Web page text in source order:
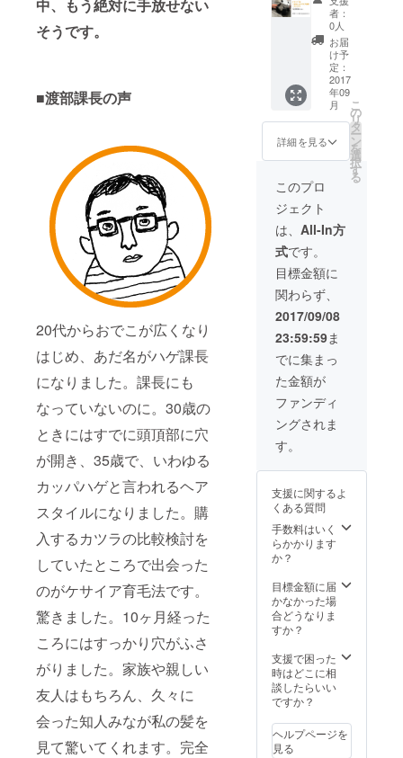
中、もう絶対に手放せない
そうです。
■渡部課長の声
20代からおでこが広くなり
はじめ、あだ名がハゲ課長
になりました。課長にも
なっていないのに。30歳の
ときにはすでに頭頂部に穴
が開き、35歳で、いわゆる
カッパハゲと言われるヘア
スタイルになりました。購
入するカツラの比較検討を
していたところで出会った
のがケサイア育毛法です。
驚きました。10ヶ月経った
ころにはすっかり穴がふさ
がりました。家族や親しい
友人はもちろん、久々に
会った知人みなが私の髪を
見て驚いてくれます。完全
1-34-21
クレス
ト代官
山105
Tel : 03-
3461-
3305
https://
www.fa
cebook.
com/Tid
a%E4%
BB%A3
AE%98
%E5%
B1%B1
-
167224
387298
9913/
しっか
りさせ
るヘッ
ドスパ
（頭皮
頭髪診
断＆相
談付）
を頭髪
研究会
ロンで
受けら
れま
す。
NEW
IMAGE
BEAUT
Y
SALON
/ 横浜 横
浜市中
区元町2
丁目112
Tel :
045-
212-
4649
http://n
beauty
salon.c
om/
セッ
ト・
12,000
円……
ケサイ
ア x 1本
+ ヘッ
ドスパ
（診断
＆相談
付）チ
ケット
ホーム
ケア用
ケサイ
ア1本
と、頭
皮を
すっき
り髪は
しっか
りさせ
るヘッ
ドスパ
（頭皮
頭髪診
断＆相
談付）
を頭髪
研究会
ロンで
れま
す。 場
所: 東
京・原
宿エリ
所は後
日直接
お知ら
せ致し
者：
0人
お届
け予
定：
2017
年09
月
詳細を見る
こ
の
リ
タ
ー
ン
を
選
択
す
る
このプロ
ジェクト
は、 All-In方
式です。
目標金額に
関わらず、
2017/09/08
23:59:59ま
でに集まっ
た金額が
ファンディ
ングされま
す。
支援に関するよ
くある質問
手数料はいく
らかかります
か？
目標金額に届
かなかった場
合どうなりま
すか？
支援で困った
時はどこに相
談したらいい
ですか？
ヘルプページを
見る